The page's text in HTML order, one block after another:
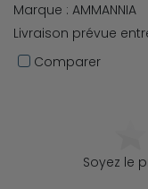
Marque : AMMANNIA
Livraison prévue
Comparer
Soyez le